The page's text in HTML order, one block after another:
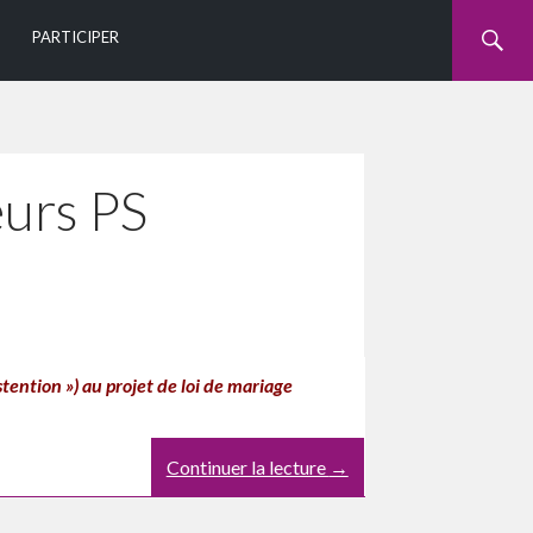
PARTICIPER
PS
») au projet de loi de mariage
Continuer la lecture →